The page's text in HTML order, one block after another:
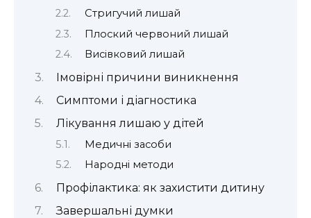
Стригучий лишай
Плоский червоний лишай
Висівковий лишай
Імовірні причини виникнення
Симптоми і діагностика
Лікування лишаю у дітей
Медичні засоби
Народні методи
Профілактика: як захистити дитину
Завершальні думки